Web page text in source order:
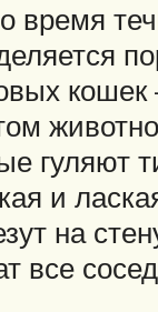
время
кошек
гуляют
и
на
все